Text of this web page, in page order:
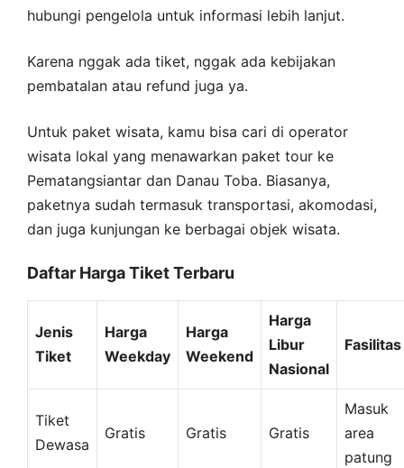
hubungi pengelola untuk informasi lebih lanjut.
Karena nggak ada tiket, nggak ada kebijakan
pembatalan atau refund juga ya.
Untuk paket wisata, kamu bisa cari di operator
wisata lokal yang menawarkan paket tour ke
Pematangsiantar dan Danau Toba. Biasanya,
paketnya sudah termasuk transportasi, akomodasi,
dan juga kunjungan ke berbagai objek wisata.
Daftar Harga Tiket Terbaru
Jenis
Tiket
Harga
Weekday
Harga
Weekend
Harga
Libur
Nasional
Fasilitas
Tiket
Dewasa
Gratis Gratis Gratis
Masuk
area
patung